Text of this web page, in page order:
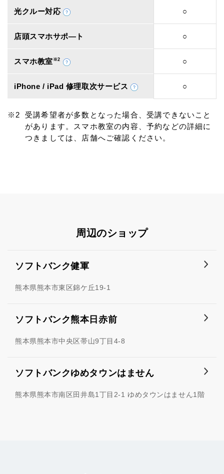
光クルー対応 ○
店頭スマホサポ―ト ○
スマホ教室 ※2 ○
iPhone / iPad 修理取次サービス ○
受講希望者が多数となった場合、受講できないこと
があります。スマホ教室の内容、予約などの詳細に
つきましては、店舗へご確認ください。
周辺のショップ
ソフトバンク健軍
熊本県熊本市東区錦ケ丘19-1
ソフトバンク熊本日赤前
熊本県熊本市中央区帯山9丁目4-8
ソフトバンクゆめタウンはません
熊本県熊本市南区田井島1丁目2-1 ゆめタウンはません1階